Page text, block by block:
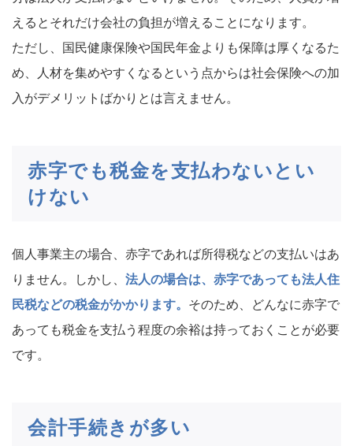
えるとそれだけ会社の負担が増えることになります。
ただし、国民健康保険や国民年金よりも保障は厚くなるた
め、人材を集めやすくなるという点からは社会保険への加
入がデメリットばかりとは言えません。
赤字でも税金を支払わないとい
けない
個人事業主の場合、赤字であれば所得税などの支払いはあ
りません。しかし、 法人の場合は、赤字であっても法人住
民税などの税金がかかります。 そのため、どんなに赤字で
あっても税金を支払う程度の余裕は持っておくことが必要
です。
会計手続きが多い